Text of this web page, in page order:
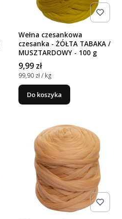
Wełna czesankowa
czesanka - ŻÓŁTA TABAKA /
MUSZTARDOWY - 100 g
Cena
9,99 zł
Cena jednostkowa
99,90 zł / kg
Do koszyka